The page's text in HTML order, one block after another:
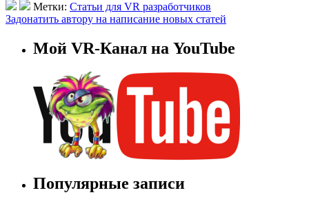
Метки: Статьи для VR разработчиков
Задонатить автору на написание новых статей
Мой VR-Канал на YouTube
Популярные записи